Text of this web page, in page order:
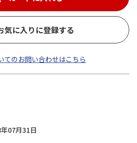
気に入りに登録する
てのお問い合わせはこちら
07月31日